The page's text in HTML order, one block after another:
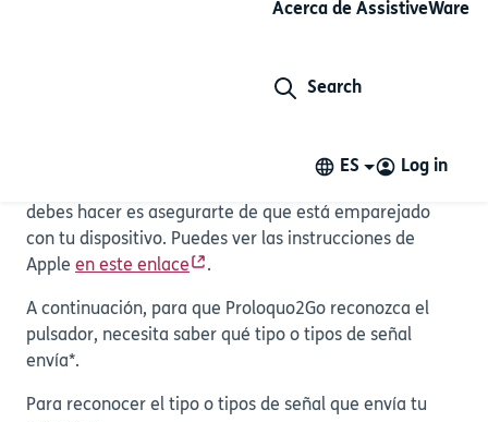
Acerca de AssistiveWare
Search
ES Log in
usarlo con Proloquo2Go
funcionan con la mayoría de los pulsadores del
debes hacer es asegurarte de que está emparejado
con tu dispositivo. Puedes ver las instrucciones de
Apple en este enlace .
A continuación, para que Proloquo2Go reconozca el
pulsador, necesita saber qué tipo o tipos de señal
envía*.
Para reconocer el tipo o tipos de señal que envía tu